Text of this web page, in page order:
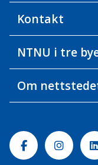
Kontakt
NTNU i tre
Om
Facebook